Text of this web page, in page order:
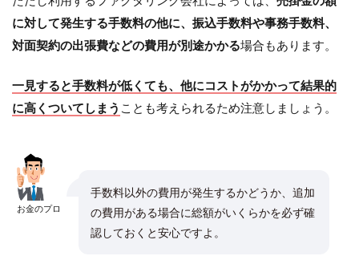
に対して発生する手数料の他に、振込手数料や事務手数料、
対面契約の出張費などの費用が別途かかる場合もあります。
一見すると手数料が低くても、他にコストがかかって結果的
に高くついてしまう ことも考えられるため注意しましょう。
お金のプロ
手数料以外の費用が発生するかどうか、追加
の費用がある場合に総額がいくらかを必ず確
認しておくと安心ですよ。